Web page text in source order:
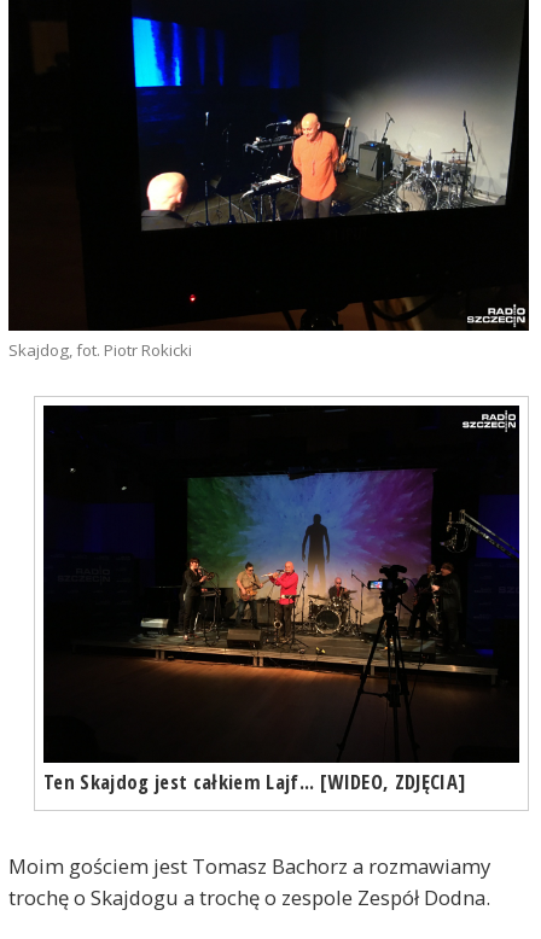
Skajdog, fot. Piotr Rokicki
Ten Skajdog jest całkiem Lajf... [WIDEO, ZDJĘCIA]
Moim gościem jest Tomasz Bachorz a rozmawiamy
trochę o Skajdogu a trochę o zespole Zespół Dodna.